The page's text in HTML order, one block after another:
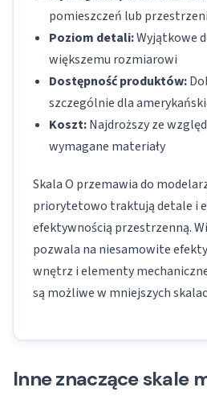
pomieszczeń lub
Poziom detali:Wyjątkowe
większemu rozmiarowi
Dostępność produktów:
szczególnie dla
Koszt:Najdroższy ze
wymagane materiały
Skala O przemawia do
priorytetowo traktują detale i
efektywnością przestrzenną.
pozwala na niesamowite
wnętrz i elementy
są możliwe w mniejszych
Inne znaczące skale